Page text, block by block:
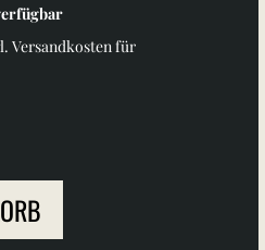
Versandkosten für